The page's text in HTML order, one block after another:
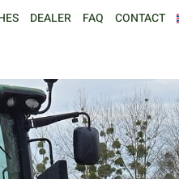
DEALER FAQ CONTACT